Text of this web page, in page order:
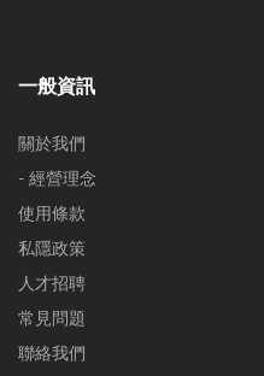
一般資訊
關於我們
- 經營理念
使用條款
私隱政策
人才招聘
常見問題
聯絡我們